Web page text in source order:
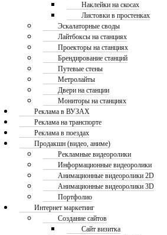
Наклейки на скосах
Листовки в простенках
Эскалаторные своды
Лайтбоксы на станциях
Проекторы на станциях
Брендирование станций
Путевые стены
Метролайты
Двери на станции
Мониторы на станциях
Реклама в ВУЗАХ
Реклама на транспорте
Реклама в поездах
Продакшн (видео, аниме)
Рекламные видеоролики
Информационные видеоролики
Анимационные видеоролики 2D
Анимационные видеоролики 3D
Портфолио
Интернет маркетинг
Создание сайтов
Сайт визитка